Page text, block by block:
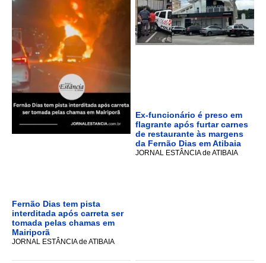
Fernão Dias tem pista
interditada após carreta ser
tomada pelas chamas em
Mairiporã
JORNAL ESTÂNCIA de ATIBAIA
Ex-funcionário é preso em
flagrante após furtar carnes
de restaurante às margens
da Fernão Dias em Atibaia
JORNAL ESTÂNCIA de ATIBAIA